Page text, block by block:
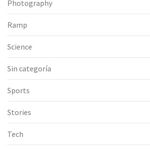
Photography
Ramp
Science
Sin categoría
Sports
Stories
Tech